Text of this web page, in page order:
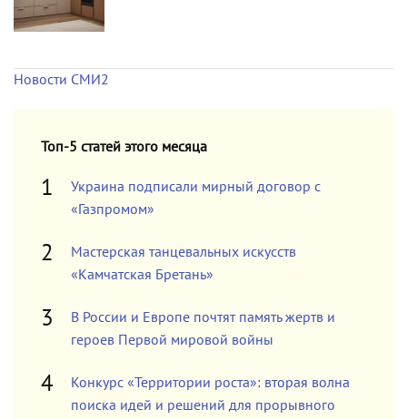
Новости СМИ2
Топ-5 статей этого месяца
Украина подписали мирный договор с
«Газпромом»
Мастерская танцевальных искусств
«Камчатская Бретань»
В России и Европе почтят память жертв и
героев Первой мировой войны
Конкурс «Территории роста»: вторая волна
поиска идей и решений для прорывного